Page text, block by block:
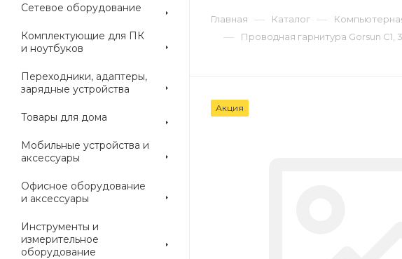
Сетевое оборудование
Комплектующие для ПК
и ноутбуков
Переходники, адаптеры,
зарядные устройства
Товары для дома
Мобильные устройства и
аксессуары
Офисное оборудование
и аксессуары
Инструменты и
измерительное
оборудование
Главная — Каталог —
— Проводная гарнитура Gorsun С1,
Акция